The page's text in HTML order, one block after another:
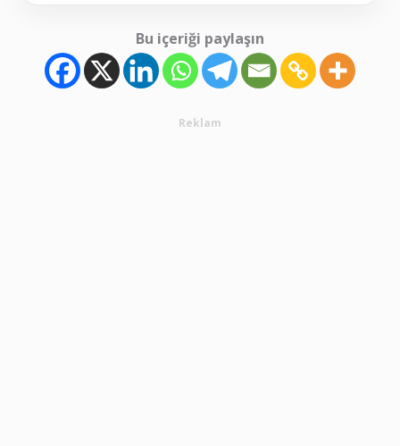
Bu içeriği paylaşın
Reklam